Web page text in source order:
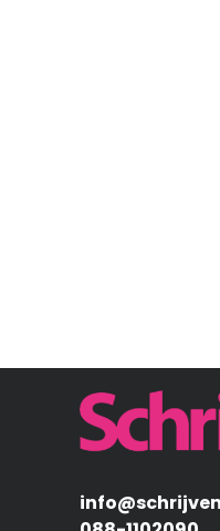
Afbeelding